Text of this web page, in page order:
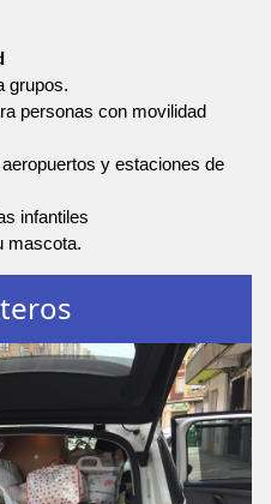
grupos.
personas con movilidad
y estaciones de
infantiles
mascota.